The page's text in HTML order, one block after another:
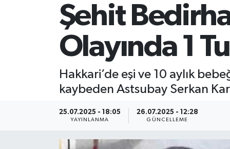
Şehit
Olayında 1
Hakkari’de eşi ve 10 aylık
kaybeden Astsubay Serkan
25.07.2025 - 18:05
YAYINLANMA
26.07.2025 - 12:28
GÜNCELLEME
Yurttan Haberler
Ekonomi
Rize Trafik Yoğunluk Haritası
Süper Lig Puan Durumu ve Fikstür
Son Dakika Haberleri
Haber Arşivi